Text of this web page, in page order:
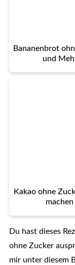
Bananenbrot
und Mehl
Kakao ohne
machen
Du hast dieses
ohne Zucker
mir unter diesem